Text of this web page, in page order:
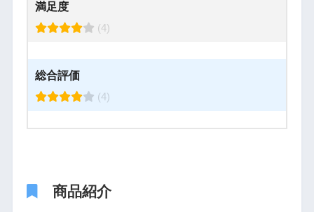
満足度
(4)
総合評価
(4)
商品紹介